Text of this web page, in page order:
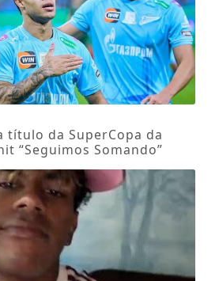
título da SuperCopa da
“Seguimos Somando”